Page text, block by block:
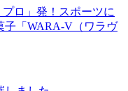
ロ」発！スポーツに
子「WARA-V（ワラヴ